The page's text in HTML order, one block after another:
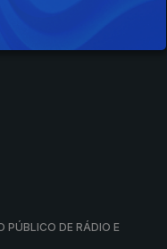
PÚBLICO DE RÁDIO E